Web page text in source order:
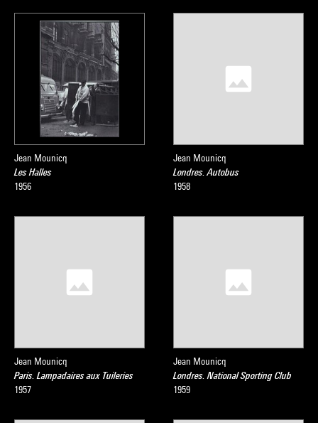
Jean Mounicq
Les Halles
1956
Jean Mounicq
Londres. Autobus
1958
Jean Mounicq
Paris. Lampadaires aux Tuileries
1957
Jean Mounicq
Londres. National Sporting Club
1959